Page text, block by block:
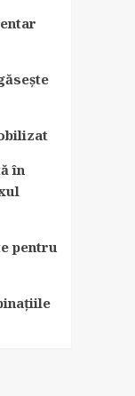
în
pentru